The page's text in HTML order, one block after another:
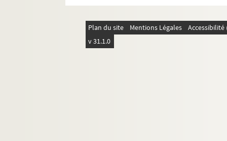
Plan du site Mentions Légales
v 31.1.0